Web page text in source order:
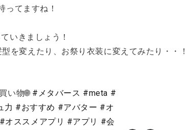
ってますね！
いきましょう！
を変えたり、お祭り衣装に変えてみたり・・！
い物🌐 #メタバース #meta #
力 #おすすめ #アバター #オ
#オススメアプリ #アプリ #会